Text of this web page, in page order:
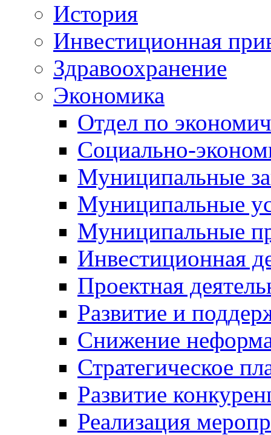
История
Инвестиционная
Здравоохранение
Экономика
Отдел по
Социально-
Муниципальные
Муниципальные
Муниципальные
Инвестиционная
Проектная
Развитие и
Снижение
Стратегическое
Развитие
Реализация